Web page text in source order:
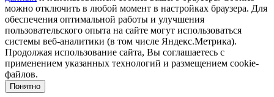
можно отключить в любой момент в настройках браузера. Для
обеспечения оптимальной работы и улучшения
пользовательского опыта на сайте могут использоваться
системы веб-аналитики (в том числе Яндекс.Метрика).
Продолжая использование сайта, Вы соглашаетесь с
применением указанных технологий и размещением cookie-
файлов.
Понятно